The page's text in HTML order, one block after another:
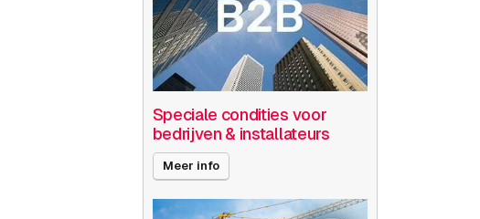
Speciale condities voor
bedrijven & installateurs
Meer info